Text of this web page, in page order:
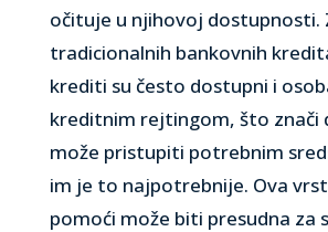
očituje u njihovoj dostupnosti.
tradicionalnih bankovnih
krediti su često dostupni i
kreditnim rejtingom, što znači
može pristupiti potrebnim
im je to najpotrebnije. Ova
pomoći može biti presudna za